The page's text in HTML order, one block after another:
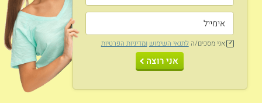
בשבוע. תחום הנוער והילדים מתקיים בדרך כלל כהתמחות
במסגרת לימודים אלה, שכוללת קורסים וסדנאות ייעודיות. במסלול
משולבות בדרך כלל סדנאות מעשיות בתחום ההתערבות עם ילדים
ונוער וכן פרויקטים יישומיים בקהילה. את ההתמחות מתחילים
כבר משנת הלימודים הראשונה.
תכנית זו משלבת בין לימודים עיוניים לבין הכשרה מעשית בשדה.
הסטודנטים מתנסים בעבודה עם אוכלוסיות צעירים ובפעילות
בארגונים ועמותות בתחום הרווחה במסגרת של כיום שבועי אחד.
אני מסכים/הלתנאי השימוש ומדיניות הפרטיות
אני רוצה